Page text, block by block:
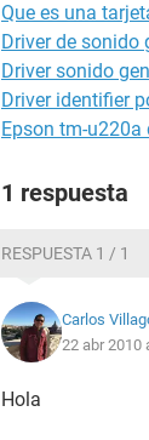
Que es una
Driver de sonido
Driver sonido
Driver identifier
Epson tm-u220a
1 respuesta
RESPUESTA 1 / 1
Carlos
22 abr 2010
Hola